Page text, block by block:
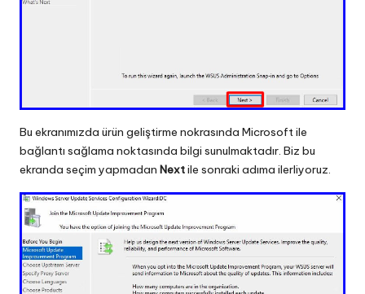
Bu ekranımızda ürün geliştirme nokrasında Microsoft ile
bağlantı sağlama noktasında bilgi sunulmaktadır. Biz bu
ekranda seçim yapmadan Nextile sonraki adıma ilerliyoruz.